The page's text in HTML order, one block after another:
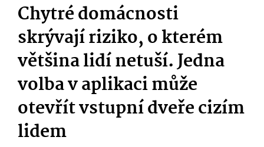
Chytré domácnosti
skrývají riziko, o kterém
většina lidí netuší. Jedna
volba v aplikaci může
otevřít vstupní dveře cizím
lidem